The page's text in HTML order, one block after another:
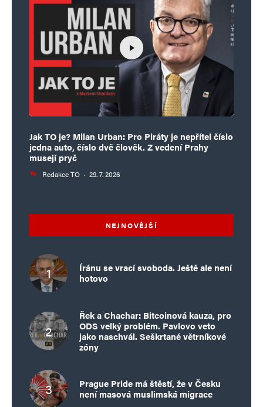
Jak TO je? Milan Urban: Pro Piráty je nepřítel číslo
jedna auto, číslo dvě člověk. Z vedení Prahy
musejí pryč
Redakce TO · 29. 7. 2026
NEJNOVĚJŠÍ
Íránu se vrací svoboda. Ještě ale není
hotovo
Řek a Chachar: Bitcoinová kauza, pro
ODS velký problém. Pavlovo veto
jako naschvál. Seškrtané větrníkové
zóny
Prague Pride má štěstí, že v Česku
není masová muslimská migrace